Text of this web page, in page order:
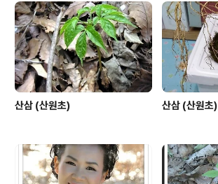
산삼 (산원초) 산삼 (산원초)